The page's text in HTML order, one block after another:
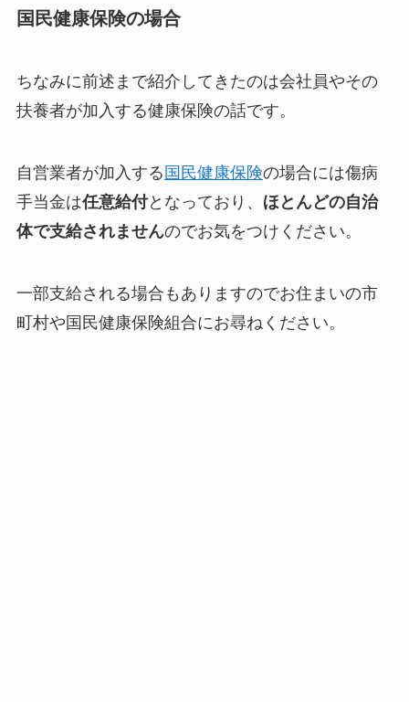
国民健康保険の場合
ちなみに前述まで紹介してきたのは会社員やその
扶養者が加入する健康保険の話です。
自営業者が加入する 国民健康保険の場合には傷病
手当金は任意給付となっており、 ほとんどの自治
体で支給されませんのでお気をつけください。
一部支給される場合もありますのでお住まいの市
町村や国民健康保険組合にお尋ねください。